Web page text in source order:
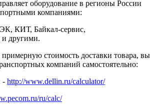
оборудование в регионы России
компаниями:
КИТ, Байкал-сервис,
и другими.
примерную стоимость доставки товара, вы
компаний самостоятельно:
- http://www.dellin.ru/calculator/
ru/calc/